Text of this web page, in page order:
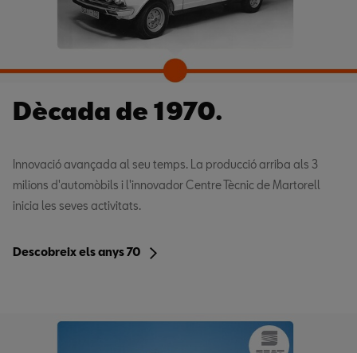
Dècada de 1970.
Innovació avançada al seu temps. La producció arriba als 3
milions d'automòbils i l'innovador Centre Tècnic de Martorell
inicia les seves activitats.
Descobreix els anys 70